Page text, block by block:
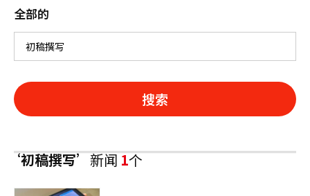
全部的
搜索
‘初稿撰写’新闻1个